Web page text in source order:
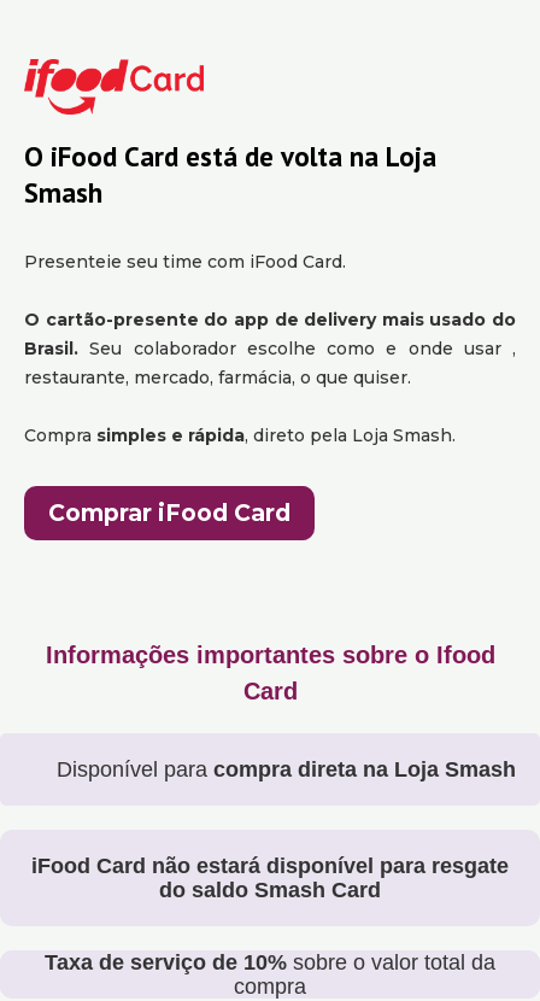
O iFood Card está de volta na Loja
Smash
Presenteie seu time com iFood Card.
O cartão-presente do app de delivery mais usado do
Brasil.Seu colaborador escolhe como e onde usar ,
restaurante, mercado, farmácia, o que quiser.
Compra simples e rápida, direto pela Loja Smash.
Comprar iFood Card
Informações importantes sobre o Ifood
Card
Disponível para compra direta na Loja Smash
iFood Card não estará disponível para resgate
do saldo Smash Card
Taxa de serviço de 10% sobre o valor total da
compra